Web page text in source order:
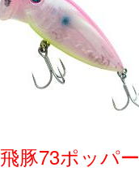
飛豚73ポッパー